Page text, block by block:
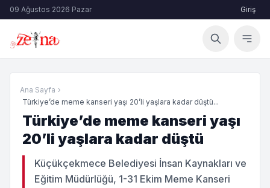
09 Ağustos 2026 Pazar Giriş
Ana Sayfa ›
Türkiye’de meme kanseri yaşı 20’li yaşlara kadar düştü...
Türkiye’de meme kanseri yaşı
20’li yaşlara kadar düştü
Küçükçekmece Belediyesi İnsan Kaynakları ve
Eğitim Müdürlüğü, 1-31 Ekim Meme Kanseri